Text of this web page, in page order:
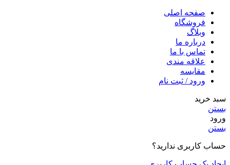
صفحه اصلی
فروشگاه
وبلاگ
درباره ما
تماس با ما
علاقه مندی
مقايسه
ورود / ثبت نام
سبد خرید
بستن
ورود
بستن
حساب کاربری ندارید؟